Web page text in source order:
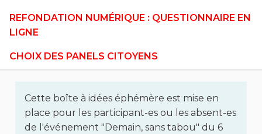
REFONDATION NUMÉRIQUE : QUESTIONNAIRE EN
LIGNE
CHOIX DES PANELS CITOYENS
Cette boîte à idées éphémère est mise en
place pour les participant-es ou les absent-es
de l'événement "Demain, sans tabou" du 6